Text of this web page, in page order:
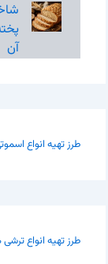
آن
طرز تهیه انواع
طرز تهیه انواع